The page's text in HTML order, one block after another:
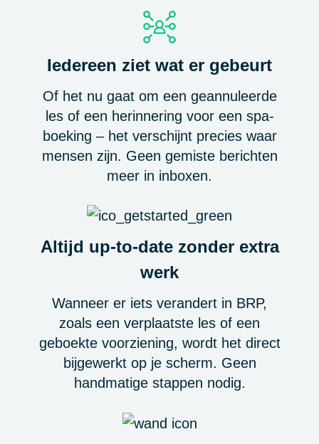
Iedereen ziet wat er gebeurt
Of het nu gaat om een geannuleerde
les of een herinnering voor een spa-
boeking – het verschijnt precies waar
mensen zijn. Geen gemiste berichten
meer in inboxen.
Altijd up-to-date zonder extra
werk
Wanneer er iets verandert in BRP,
zoals een verplaatste les of een
geboekte voorziening, wordt het direct
bijgewerkt op je scherm. Geen
handmatige stappen nodig.